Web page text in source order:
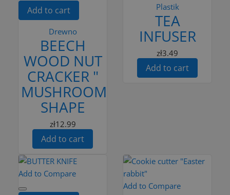
Add to cart
Drewno
BEECH
WOOD NUT
CRACKER "
MUSHROOM"
SHAPE
zł12.99
Add to cart
Plastik
TEA
INFUSER
zł3.49
Add to cart
Add to Compare
Add to Compare